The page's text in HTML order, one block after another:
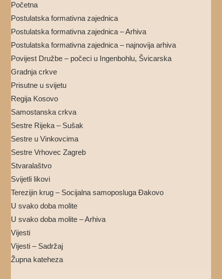
Početna
Postulatska formativna zajednica
Postulatska formativna zajednica – Arhiva
Postulatska formativna zajednica – najnovija arhiva
Povijest Družbe – počeci u Ingenbohlu, Švicarska
Gradnja crkve
Prisutne u svijetu
Regija Kosovo
Samostanska crkva
Sestre Rijeka – Sušak
Sestre u Vinkovcima
Sestre Vrhovec Zagreb
Stvaralaštvo
Svijetli likovi
Terezijin krug – Socijalna samoposluga Đakovo
U svako doba molite
U svako doba molite – Arhiva
Vijesti
Vijesti – Sadržaj
Župna kateheza